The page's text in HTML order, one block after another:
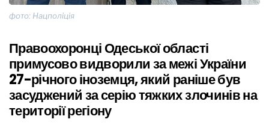
фото: Нацполіція
Правоохоронці Одеської області
примусово видворили за межі України
27-річного іноземця, який раніше був
засуджений за серію тяжких злочинів на
території регіону